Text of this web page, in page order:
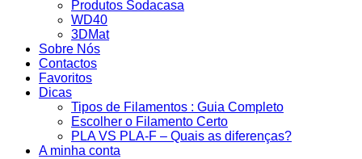
Produtos Sodacasa
WD40
3DMat
Sobre Nós
Contactos
Favoritos
Dicas
Tipos de Filamentos : Guia Completo
Escolher o Filamento Certo
PLA VS PLA-F – Quais as diferenças?
A minha conta